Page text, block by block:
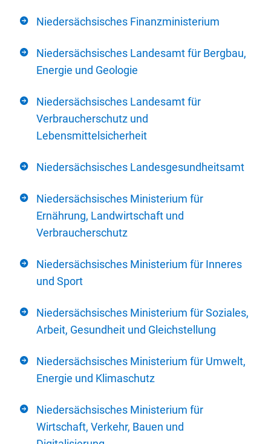
Niedersächsisches Finanzministerium
Niedersächsisches Landesamt für Bergbau,
Energie und Geologie
Niedersächsisches Landesamt für
Verbraucherschutz und
Lebensmittelsicherheit
Niedersächsisches Landesgesundheitsamt
Niedersächsisches Ministerium für
Ernährung, Landwirtschaft und
Verbraucherschutz
Niedersächsisches Ministerium für Inneres
und Sport
Niedersächsisches Ministerium für Soziales,
Arbeit, Gesundheit und Gleichstellung
Niedersächsisches Ministerium für Umwelt,
Energie und Klimaschutz
Niedersächsisches Ministerium für
Wirtschaft, Verkehr, Bauen und